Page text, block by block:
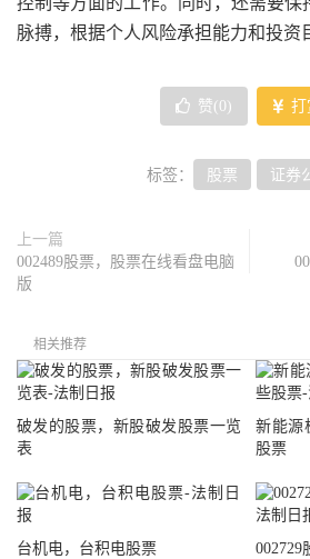
脉搏，根据个人风险承担能力和投资
赞( 0 ) 打
标签： 股票 证券
上一篇
002489股票，股票在线看盘电脑
版
相关推荐
破发的股票，新股破发股票一览
表
新能源
股票
台机电，台积电股票 002729